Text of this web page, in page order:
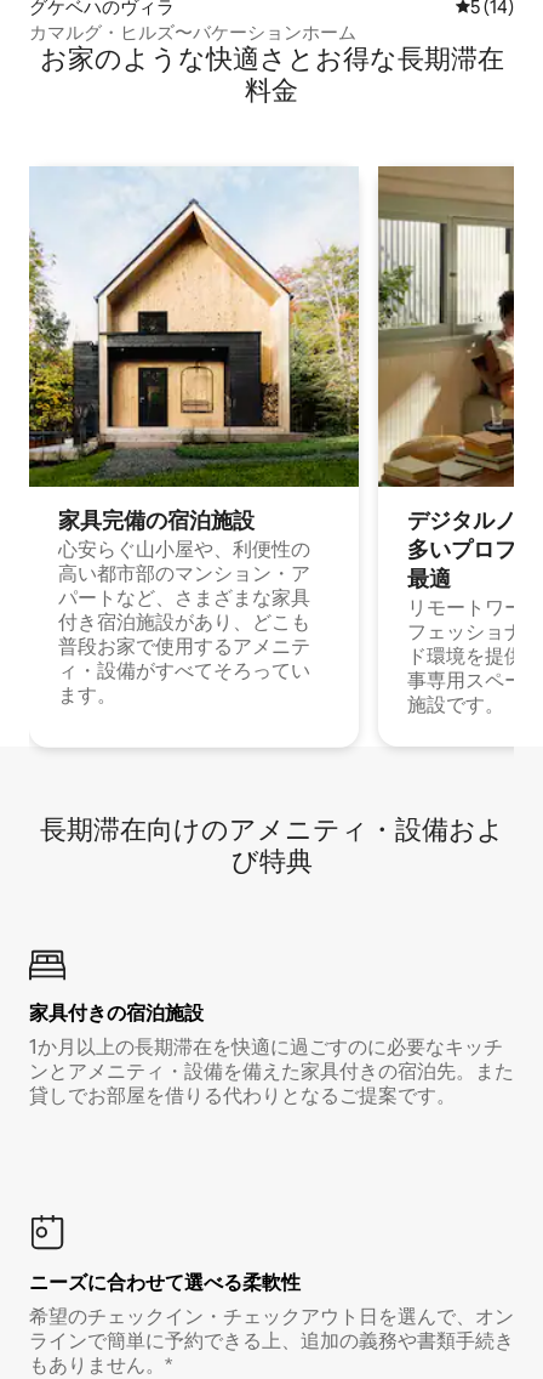
グケベハのヴィラ レビュー
5 (14)
カマルグ・ヒルズ〜バケーションホーム
お家のような快⁠適⁠さ⁠とお⁠得⁠な長⁠期⁠滞⁠在
料⁠金
家具完備の宿⁠泊⁠施⁠設
心安らぐ山小屋や、利便性の
高い都市部のマンション・ア
パートなど、さまざまな家具
付き宿泊施設があり、どこも
普段お家で使用するアメニテ
ィ・設備がすべてそろってい
ます。
デジタルノ
多⁠いプ⁠ロ⁠フ⁠
最⁠適
リモートワー
フェッショナ
ド環境を提供
事専用スペー
施設です。
長期滞在向け⁠のア⁠メ⁠ニ⁠テ⁠ィ⁠・設⁠備⁠およ
び特⁠典
家具付き⁠の宿⁠泊⁠施⁠設
1か月以上の長期滞在を快適に過ごすのに必要なキッチ
ンとアメニティ・設備を備えた家具付きの宿泊先。また
貸しでお部屋を借りる代わりとなるご提案です。
ニーズに合わせて選べる柔軟性
希望のチェックイン・チェックアウト日を選んで、オン
ラインで簡単に予約できる上、追加の義務や書類手続き
もありません。*